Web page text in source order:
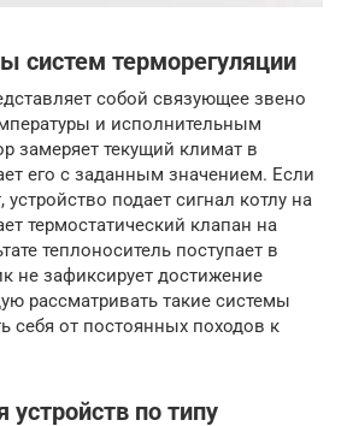
систем терморегуляции
собой связующее звено
и исполнительным
замеряет текущий климат в
его с заданным значением. Если
устройство подает сигнал котлу на
термостатический клапан на
теплоноситель поступает в
не зафиксирует достижение
рассматривать такие системы
себя от постоянных походов к
устройств по типу